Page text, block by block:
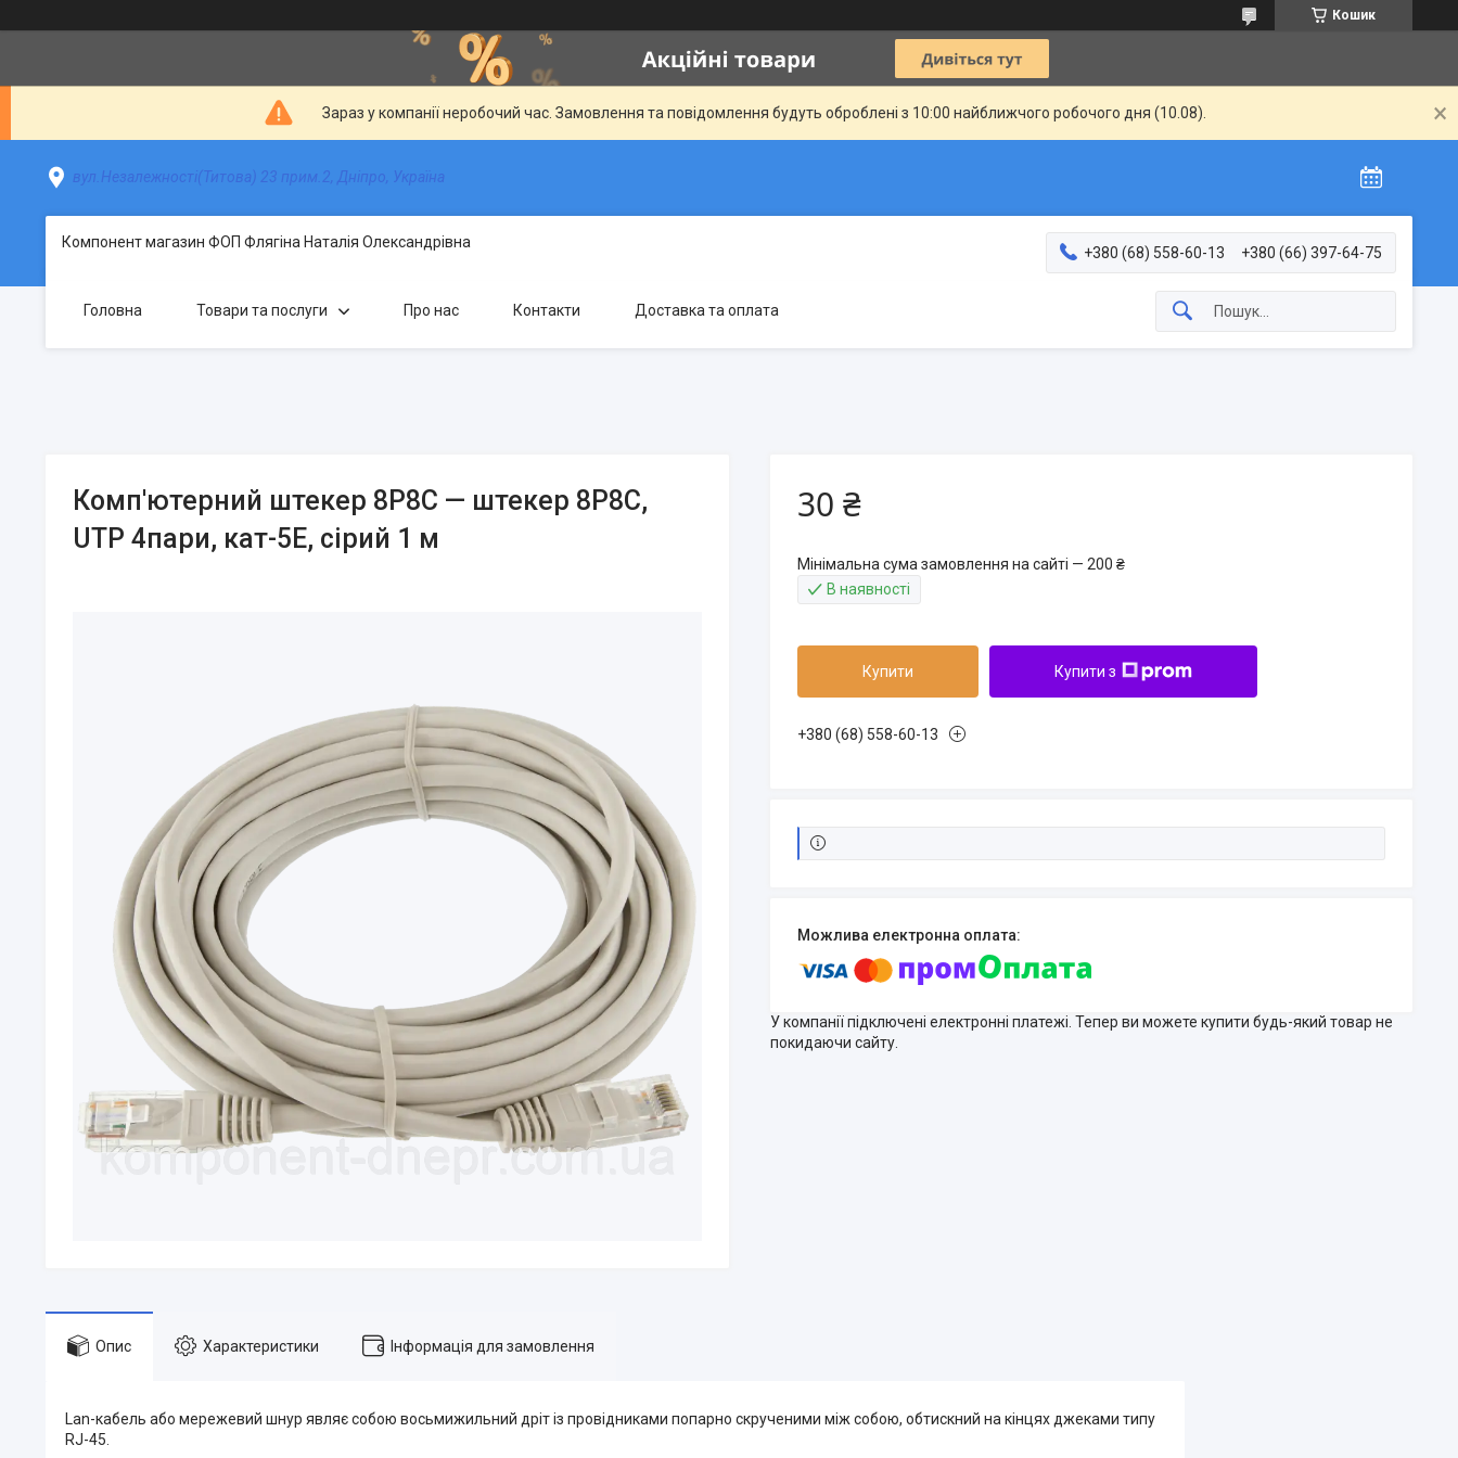
Кошик
Зараз у компанії неробочий час. Замовлення та повідомлення будуть оброблені з 10:00 найближчого робочого дня (10.08).
вул.Незалежності(Титова) 23 прим.2, Дніпро, Україна
Компонент магазин ФОП Флягіна Наталія Олександрівна
+380 (68) 558-60-13 +380 (66) 397-64-75
Головна Товари та послуги Про нас Контакти Доставка та оплата
Комп'ютерний штекер 8Р8С — штекер 8Р8С,
UTP 4пари, кат-5Е, сірий 1 м
30 ₴
Мінімальна сума замовлення на сайті — 200 ₴
В наявності
Купити Купити з
+380 (68) 558-60-13
У компанії підключені електронні платежі. Тепер ви можете купити будь-який товар не
покидаючи сайту.
Опис Характеристики Інформація для замовлення
Lan-кабель або мережевий шнур являє собою восьмижильний дріт із провідниками попарно скрученими між собою, обтискний на кінцях джеками типу
RJ-45.